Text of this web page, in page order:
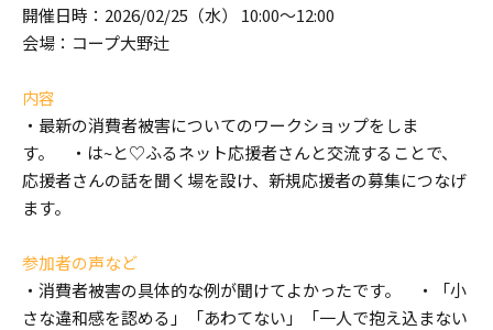
開催日時：2026/02/25（水） 10:00～12:00
会場：コープ大野辻
内容
・最新の消費者被害についてのワークショップをしま
す。 ・は~と♡ふるネット応援者さんと交流することで、
応援者さんの話を聞く場を設け、新規応援者の募集につなげ
ます。
参加者の声など
・消費者被害の具体的な例が聞けてよかったです。 ・「小
さな違和感を認める」「あわてない」「一人で抱え込まない